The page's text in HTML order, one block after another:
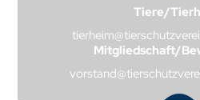
Tiere/
Mitgliedschaft/